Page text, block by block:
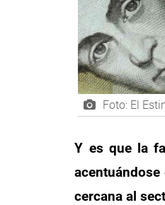
Foto: El
Y es que la
cercana al